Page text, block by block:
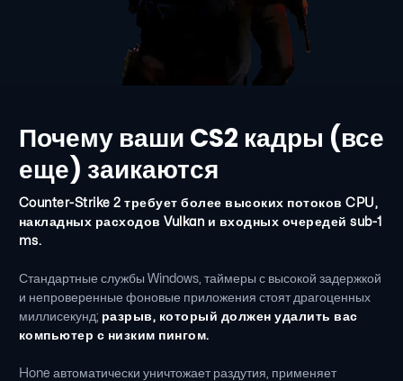
Почему ваши CS2 кадры (все
еще) заикаются
Counter-Strike 2 требует более высоких потоков CPU,
накладных расходов Vulkan и входных очередей sub-1
ms.
Стандартные службы Windows, таймеры с высокой задержкой
и непроверенные фоновые приложения стоят драгоценных
миллисекунд; разрыв, который должен удалить вас
компьютер с низким пингом.
Hone автоматически уничтожает раздутия, применяет